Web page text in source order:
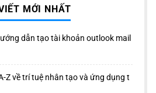
MỚI NHẤT
dẫn tạo tài khoản outlook mail
Z về trí tuệ nhân tạo và ứng dụng t